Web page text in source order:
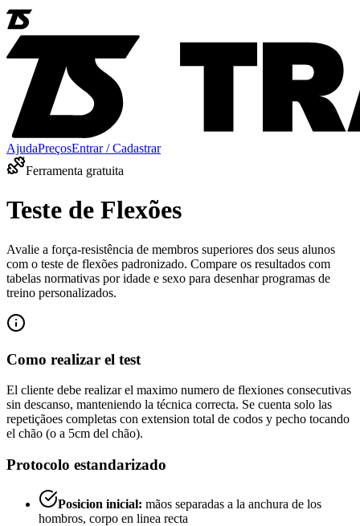
AjudaPreçosEntrar / Cadastrar
Ferramenta gratuita
Teste de Flexões
Avalie a força-resistência de membros superiores dos seus alunos
com o teste de flexões padronizado. Compare os resultados com
tabelas normativas por idade e sexo para desenhar programas de
treino personalizados.
Como realizar el test
El cliente debe realizar el maximo numero de flexiones consecutivas
sin descanso, manteniendo la técnica correcta. Se cuenta solo las
repetiçãoes completas con extension total de codos y pecho tocando
el chão (o a 5cm del chão).
Protocolo estandarizado
Posicion inicial: mãos separadas a la anchura de los
hombros, corpo en linea recta